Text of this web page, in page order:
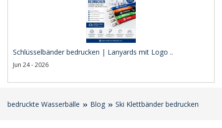
Schlüsselbänder bedrucken | Lanyards mit Logo ..
Jun 24 - 2026
bedruckte Wasserbälle Blog Ski Klettbänder bedrucken